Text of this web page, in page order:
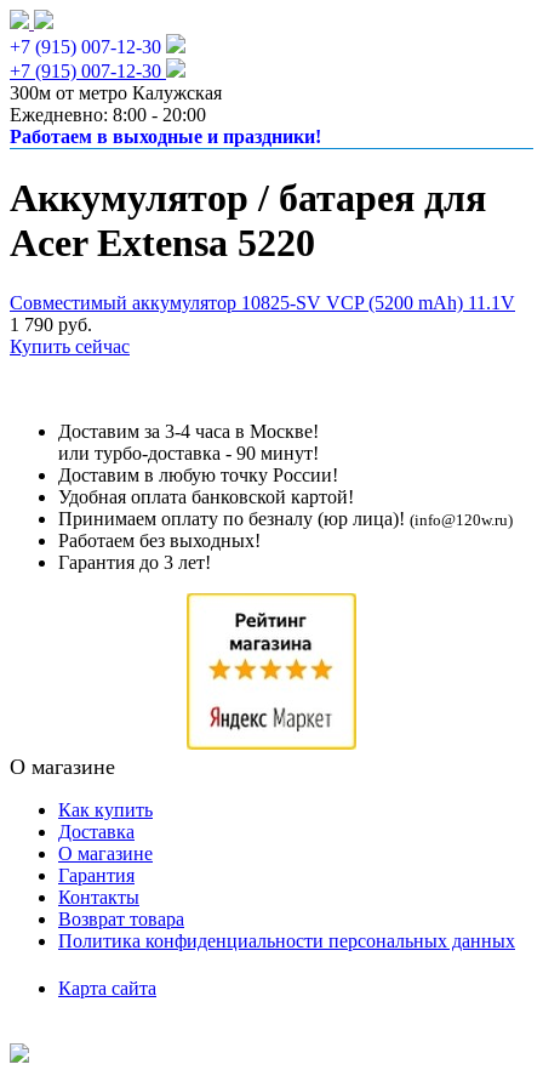
+7 (915) 007-12-30
+7 (915) 007-12-30
300м от метро Калужская
Ежедневно: 8:00 - 20:00
Работаем в выходные и праздники!
Аккумулятор / батарея для
Acer Extensa 5220
Совместимый аккумулятор 10825-SV VCP (5200 mAh) 11.1V
1 790 руб.
Купить сейчас
Доставим за 3-4 часа в Москве!
или турбо-доставка - 90 минут!
Доставим в любую точку России!
Удобная оплата банковской картой!
Принимаем оплату по безналу (юр лица)! (info@120w.ru)
Работаем без выходных!
Гарантия до 3 лет!
О магазине
Как купить
Доставка
О магазине
Гарантия
Контакты
Возврат товара
Политика конфиденциальности персональных данных
Карта сайта